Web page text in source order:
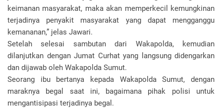
keimanan masyarakat, maka akan memperkecil kemungkinan
terjadinya penyakit masyarakat yang dapat mengganggu
kemananan,” jelas Jawari.
Setelah selesai sambutan dari Wakapolda, kemudian
dilanjutkan dengan Jumat Curhat yang langsung didengarkan
dan dijawab oleh Wakapolda Sumut.
Seorang ibu bertanya kepada Wakapolda Sumut, dengan
maraknya begal saat ini, bagaimana pihak polisi untuk
mengantisipasi terjadinya begal.